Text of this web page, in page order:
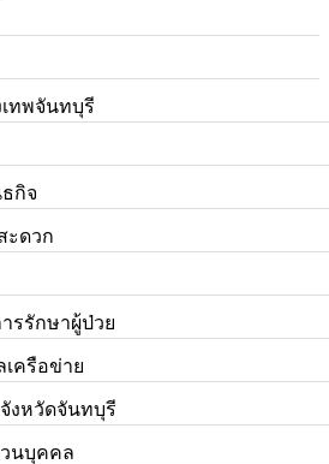
ทพจันทบุรี
กิจ
ะดวก
รรักษาผู้ป่วย
ครือข่าย
งหวัดจันทบุรี
นบุคคล